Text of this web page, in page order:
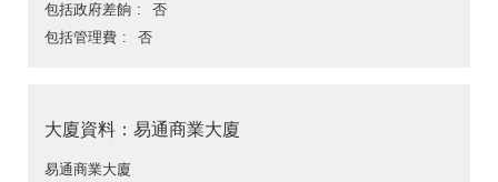
包括政府差餉
否
包括管理費
否
大廈資料：易通商業大廈
易通商業大廈